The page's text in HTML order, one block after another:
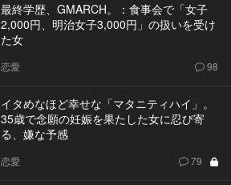
最終学歴、GMARCH。：食事会で「女子
2,000円、明治女子3,000円」の扱いを受け
た女
恋愛 98
イタめなほど幸せな「マタニティハイ」。
35歳で念願の妊娠を果たした女に忍び寄
る、嫌な予感
恋愛 79